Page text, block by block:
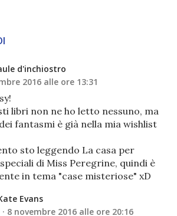
d'inchiostro
2016 alle ore 13:31
libri non ne ho letto nessuno, ma
fantasmi è già nella mia wishlist
sto leggendo La casa per
di Miss Peregrine, quindi è
in tema "case misteriose" xD
Evans
8 novembre 2016 alle ore 20:16